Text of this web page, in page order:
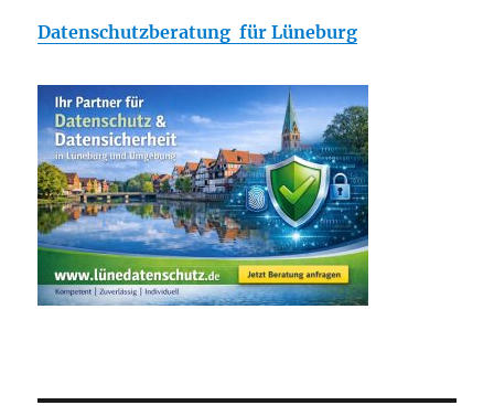
Datenschutzberatung für Lüneburg